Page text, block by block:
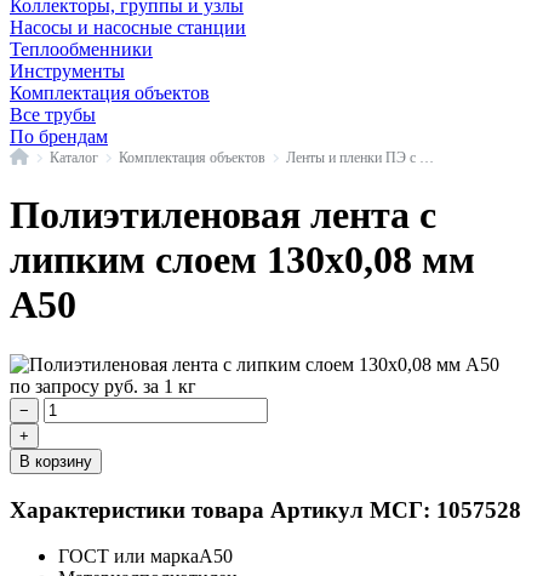
Коллекторы, группы и узлы
Насосы и насосные станции
Теплообменники
Инструменты
Комплектация объектов
Все трубы
По брендам
ГлавнаяКаталог Комплектация объектов
Полиэтиленовая лента с
липким слоем 130х0,08 мм
А50
по запросу руб. за 1 кг
−
+
В корзину
Характеристики товара Артикул МСГ: 1057528
ГОСТ или маркаА50